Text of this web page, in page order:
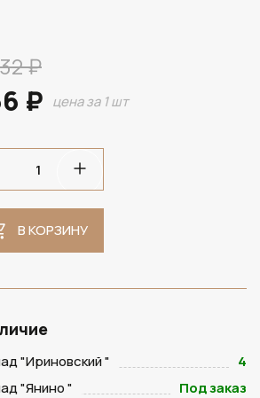
₽
₽ цена за 1 шт
В КОРЗИНУ
"Ириновский "
4
"Янино "
Под заказ